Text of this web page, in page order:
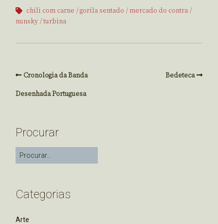
chili com carne
gorila sentado
mercado do contra
nunsky
turbina
Cronologia da Banda
Desenhada Portuguesa
Bedeteca
Procurar
Categorias
Arte